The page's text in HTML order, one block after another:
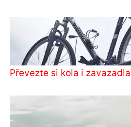
Převezte si kola i